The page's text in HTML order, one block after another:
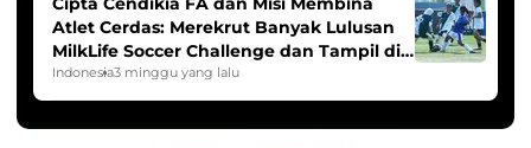
Atlet Cerdas: Merekrut Banyak Lulusan
MilkLife Soccer Challenge dan Tampil di
HYDROPLUS Soccer League
Indonesia3 minggu yang lalu